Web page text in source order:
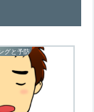
グと予防